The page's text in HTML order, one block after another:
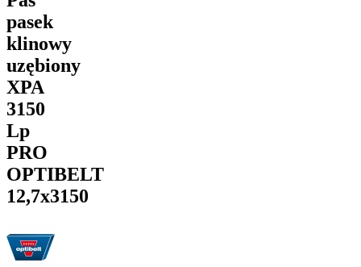
pasek
klinowy
uzębiony
XPA
3150
Lp
PRO
OPTIBELT
12,7x3150